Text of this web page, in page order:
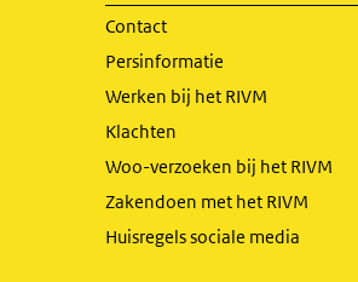
Contact
Persinformatie
Werken bij het RIVM
Klachten
Woo-verzoeken bij het RIVM
Zakendoen met het RIVM
Huisregels sociale media